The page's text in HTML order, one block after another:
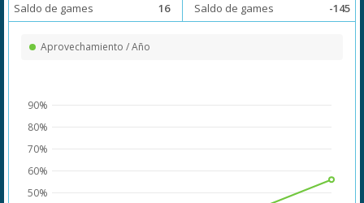
Saldo de games
16
Saldo de games
-145
Aprovechamiento / Año
50%
60%
70%
80%
90%